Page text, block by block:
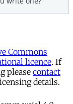
Commons
licence. If
please contact
details.